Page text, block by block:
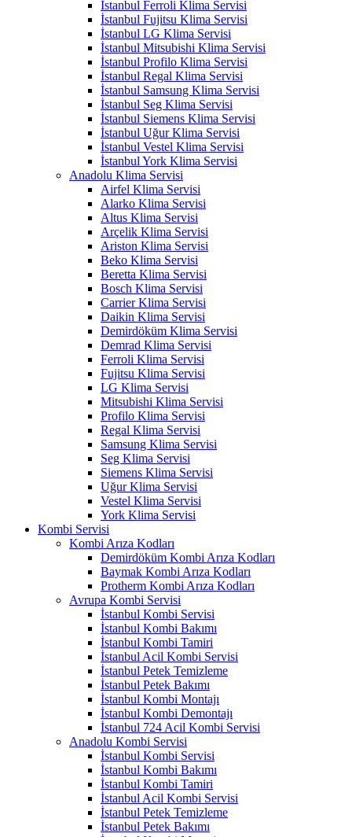
İstanbul Ferroli Klima Servisi
İstanbul Fujitsu Klima Servisi
İstanbul LG Klima Servisi
İstanbul Mitsubishi Klima Servisi
İstanbul Profilo Klima Servisi
İstanbul Regal Klima Servisi
İstanbul Samsung Klima Servisi
İstanbul Seg Klima Servisi
İstanbul Siemens Klima Servisi
İstanbul Uğur Klima Servisi
İstanbul Vestel Klima Servisi
İstanbul York Klima Servisi
Anadolu Klima Servisi
Airfel Klima Servisi
Alarko Klima Servisi
Altus Klima Servisi
Arçelik Klima Servisi
Ariston Klima Servisi
Beko Klima Servisi
Beretta Klima Servisi
Bosch Klima Servisi
Carrier Klima Servisi
Daikin Klima Servisi
Demirdöküm Klima Servisi
Demrad Klima Servisi
Ferroli Klima Servisi
Fujitsu Klima Servisi
LG Klima Servisi
Mitsubishi Klima Servisi
Profilo Klima Servisi
Regal Klima Servisi
Samsung Klima Servisi
Seg Klima Servisi
Siemens Klima Servisi
Uğur Klima Servisi
Vestel Klima Servisi
York Klima Servisi
Kombi Servisi
Kombi Arıza Kodları
Demirdöküm Kombi Arıza Kodları
Baymak Kombi Arıza Kodları
Protherm Kombi Arıza Kodları
Avrupa Kombi Servisi
İstanbul Kombi Servisi
İstanbul Kombi Bakımı
İstanbul Kombi Tamiri
İstanbul Acil Kombi Servisi
İstanbul Petek Temizleme
İstanbul Petek Bakımı
İstanbul Kombi Montajı
İstanbul Kombi Demontajı
İstanbul 724 Acil Kombi Servisi
Anadolu Kombi Servisi
İstanbul Kombi Servisi
İstanbul Kombi Bakımı
İstanbul Kombi Tamiri
İstanbul Acil Kombi Servisi
İstanbul Petek Temizleme
İstanbul Petek Bakımı